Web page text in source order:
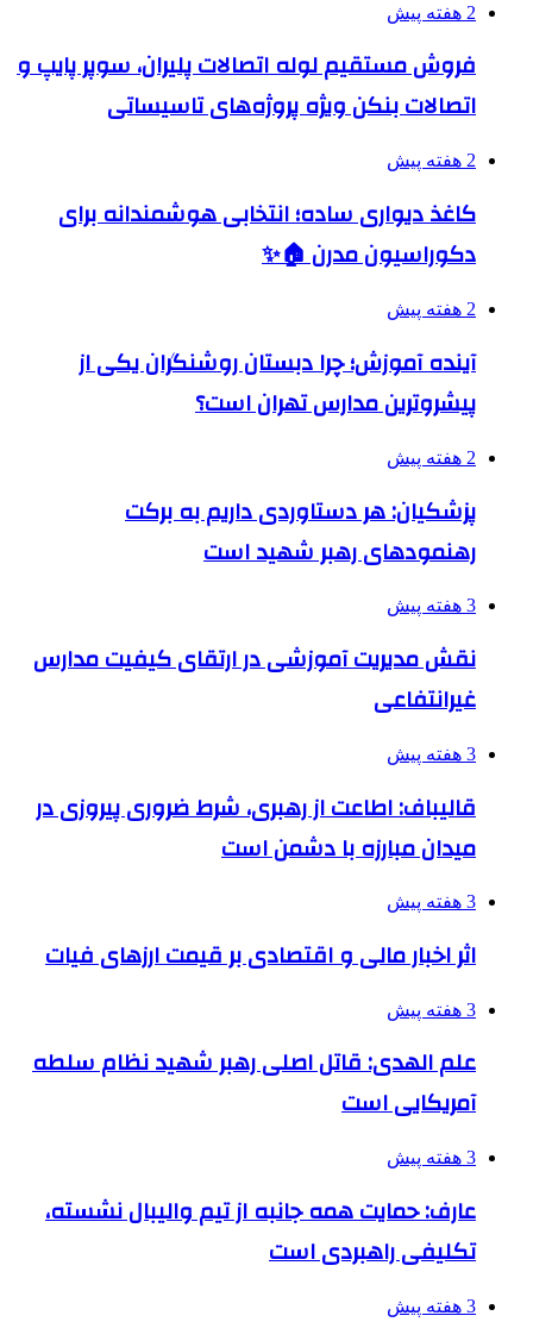
2 هفته پیش
فروش مستقیم لوله اتصالات پلیران، سوپر پایپ و
اتصالات بنکن ویژه پروژه‌های تاسیساتی
2 هفته پیش
کاغذ دیواری ساده؛ انتخابی هوشمندانه برای
دکوراسیون مدرن 🏠✨
2 هفته پیش
آینده آموزش؛ چرا دبستان روشنگران یکی از
پیشروترین مدارس تهران است؟
2 هفته پیش
پزشکیان: هر دستاوردی داریم به برکت
رهنمودهای رهبر شهید است
3 هفته پیش
نقش مدیریت آموزشی در ارتقای کیفیت مدارس
غیرانتفاعی
3 هفته پیش
قالیباف: اطاعت از رهبری، شرط ضروری پیروزی در
میدان مبارزه با دشمن است
3 هفته پیش
اثر اخبار مالی و اقتصادی بر قیمت ارزهای فیات
3 هفته پیش
علم الهدی: قاتل اصلی رهبر شهید نظام سلطه
آمریکایی است
3 هفته پیش
عارف: حمایت همه جانبه از تیم والیبال نشسته،
تکلیفی راهبردی است
3 هفته پیش